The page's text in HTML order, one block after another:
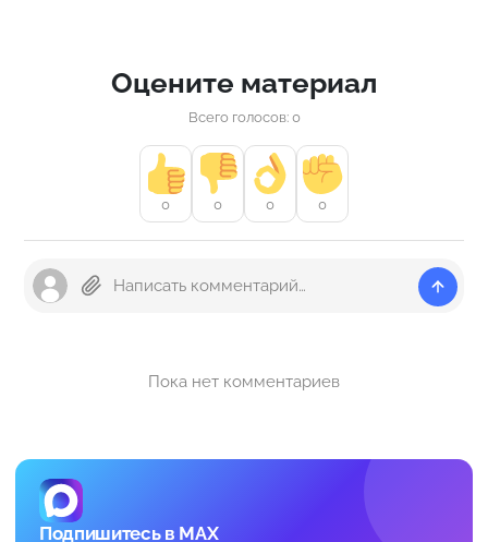
Оцените материал
Всего голосов: 0
0 0 0 0
Пока нет комментариев
Подпишитесь в MAX